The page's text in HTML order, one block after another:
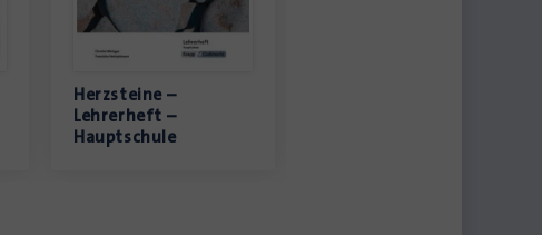
Herzsteine –
Lehrerheft –
Hauptschule